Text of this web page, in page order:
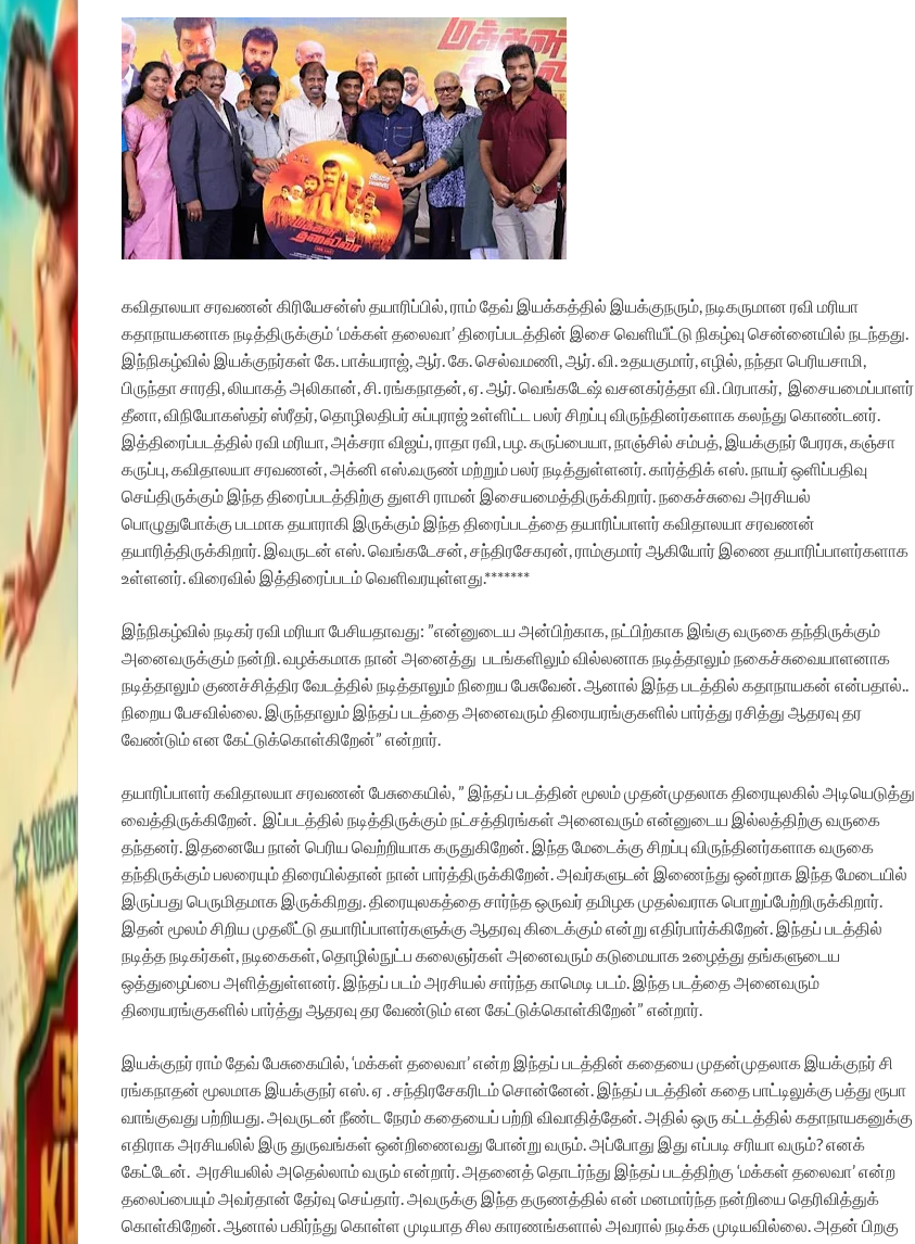
கவிதாலயா சரவணன் கிரியேசன்ஸ் தயாரிப்பில், ராம் தேவ் இயக்கத்தில் இயக்குநரும், நடிகருமான ரவி மரியா
கதாநாயகனாக நடித்திருக்கும் ‘மக்கள் தலைவா’ திரைப்படத்தின் இசை வெளியீட்டு நிகழ்வு சென்னையில் நடந்தது.
இந்நிகழ்வில் இயக்குநர்கள் கே. பாக்யராஜ், ஆர். கே. செல்வமணி, ஆர். வி. உதயகுமார், எழில், நந்தா பெரியசாமி,
பிருந்தா சாரதி, லியாகத் அலிகான், சி. ரங்கநாதன், ஏ. ஆர். வெங்கடேஷ் வசனகர்த்தா வி. பிரபாகர், இசையமைப்பாளர்
தீனா, விநியோகஸ்தர் ஸ்ரீதர், தொழிலதிபர் சுப்புராஜ் உள்ளிட்ட பலர் சிறப்பு விருந்தினர்களாக கலந்து கொண்டனர்.
இத்திரைப்படத்தில் ரவி மரியா, அக்சரா விஜய், ராதா ரவி, பழ. கருப்பையா, நாஞ்சில் சம்பத், இயக்குநர் பேரரசு, கஞ்சா
கருப்பு, கவிதாலயா சரவணன், அக்னி எஸ்.வருண் மற்றும் பலர் நடித்துள்ளனர். கார்த்திக் எஸ். நாயர் ஒளிப்பதிவு
செய்திருக்கும் இந்த திரைப்படத்திற்கு துளசி ராமன் இசையமைத்திருக்கிறார். நகைச்சுவை அரசியல்
பொழுதுபோக்கு படமாக தயாராகி இருக்கும் இந்த திரைப்படத்தை தயாரிப்பாளர் கவிதாலயா சரவணன்
தயாரித்திருக்கிறார். இவருடன் எஸ். வெங்கடேசன், சந்திரசேகரன், ராம்குமார் ஆகியோர் இணை தயாரிப்பாளர்களாக
உள்ளனர். விரைவில் இத்திரைப்படம் வெளிவரயுள்ளது.*******
இந்நிகழ்வில் நடிகர் ரவி மரியா பேசியதாவது: ”என்னுடைய அன்பிற்காக, நட்பிற்காக இங்கு வருகை தந்திருக்கும்
அனைவருக்கும் நன்றி.வழக்கமாக நான் அனைத்து படங்களிலும் வில்லனாக நடித்தாலும் நகைச்சுவையாளனாக
நடித்தாலும் குணச்சித்திர வேடத்தில் நடித்தாலும் நிறைய பேசுவேன். ஆனால் இந்த படத்தில் கதாநாயகன் என்பதால்..
நிறைய பேசவில்லை. இருந்தாலும் இந்தப் படத்தை அனைவரும் திரையரங்குகளில் பார்த்து ரசித்து ஆதரவு தர
வேண்டும் என கேட்டுக்கொள்கிறேன்” என்றார்.
தயாரிப்பாளர் கவிதாலயா சரவணன் பேசுகையில், ” இந்தப் படத்தின் மூலம் முதன்முதலாக திரையுலகில் அடியெடுத்து
வைத்திருக்கிறேன். இப்படத்தில் நடித்திருக்கும் நட்சத்திரங்கள் அனைவரும் என்னுடைய இல்லத்திற்கு வருகை
தந்தனர். இதனையே நான் பெரிய வெற்றியாக கருதுகிறேன். இந்த மேடைக்கு சிறப்பு விருந்தினர்களாக வருகை
தந்திருக்கும் பலரையும் திரையில்தான் நான் பார்த்திருக்கிறேன். அவர்களுடன் இணைந்து ஒன்றாக இந்த மேடையில்
இருப்பது பெருமிதமாக இருக்கிறது. திரையுலகத்தை சார்ந்த ஒருவர் தமிழக முதல்வராக பொறுப்பேற்றிருக்கிறார்.
இதன் மூலம் சிறிய முதலீட்டு தயாரிப்பாளர்களுக்கு ஆதரவு கிடைக்கும் என்று எதிர்பார்க்கிறேன். இந்தப் படத்தில்
நடித்த நடிகர்கள், நடிகைகள், தொழில்நுட்ப கலைஞர்கள் அனைவரும் கடுமையாக உழைத்து தங்களுடைய
ஒத்துழைப்பை அளித்துள்ளனர். இந்தப் படம் அரசியல் சார்ந்த காமெடி படம். இந்த படத்தை அனைவரும்
திரையரங்குகளில் பார்த்து ஆதரவு தர வேண்டும் என கேட்டுக்கொள்கிறேன்” என்றார்.
இயக்குநர் ராம் தேவ் பேசுகையில், ‘மக்கள் தலைவா’ என்ற இந்தப் படத்தின் கதையை முதன்முதலாக இயக்குநர் சி
ரங்கநாதன் மூலமாக இயக்குநர் எஸ். ஏ . சந்திரசேகரிடம் சொன்னேன். இந்தப் படத்தின் கதை பாட்டிலுக்கு பத்து ரூபா
வாங்குவது பற்றியது. அவருடன் நீண்ட நேரம் கதையைப் பற்றி விவாதித்தேன். அதில் ஒரு கட்டத்தில் கதாநாயகனுக்கு
எதிராக அரசியலில் இரு துருவங்கள் ஒன்றிணைவது போன்று வரும். அப்போது இது எப்படி சரியா வரும்? எனக்
கேட்டேன். அரசியலில் அதெல்லாம் வரும் என்றார். அதனைத் தொடர்ந்து இந்தப் படத்திற்கு ‘மக்கள் தலைவா’ என்ற
தலைப்பையும் அவர்தான் தேர்வு செய்தார். அவருக்கு இந்த தருணத்தில் என் மனமார்ந்த நன்றியை தெரிவித்துக்
கொள்கிறேன். ஆனால் பகிர்ந்து கொள்ள முடியாத சில காரணங்களால் அவரால் நடிக்க முடியவில்லை.அதன் பிறகு